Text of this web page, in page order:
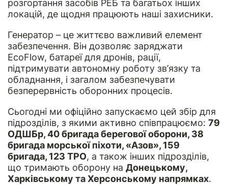
розгортання засобів РЕБ та багатьох інших
локацій, де щодня працюють наші захисники.
Генератор – це життєво важливий елемент
забезпечення. Він дозволяє заряджати
EcoFlow, батареї для дронів, рації,
підтримувати автономну роботу зв’язку та
обладнання, і загалом забезпечувати
безперервність оборонних процесів.
Сьогодні ми офіційно запускаємо цей збір для
підрозділів, з якими активно співпрацюємо: 79
ОДШБр, 40 бригада берегової оборони, 38
бригада морської піхоти, «Азов», 159
бригада, 123 ТРО, а також інших підрозділів,
що тримають оборону на Донецькому,
Харківському та Херсонському напрямках.